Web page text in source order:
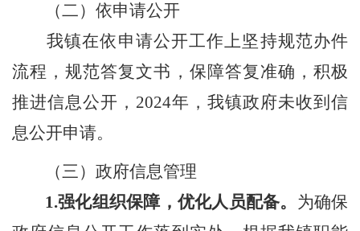
（二） 依申请公开
我镇在依申请公开工作上坚持规范办件
流程，规范答复文书，保障答复准确，积极
推进信息公开， 2024年，我镇政府未收到信
息公开申请。
（三）政府信息管理
1.强化组织保障，优化人员配备。 为确保